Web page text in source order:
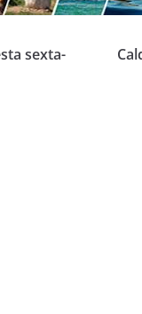
sexta-